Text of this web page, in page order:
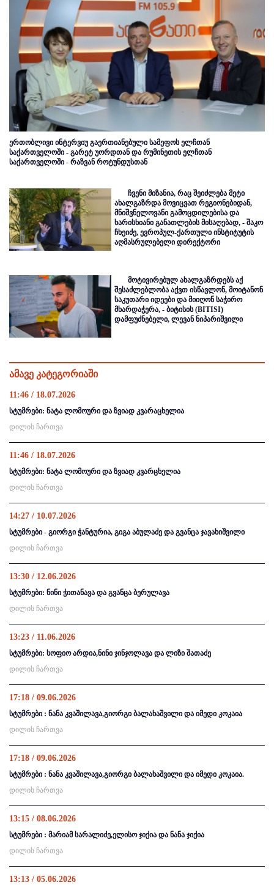
ერთობლივი ინტერვიუ გაერთიანებული სამეფოს ელჩთან
საქართველოში - გარეტ უორდთან და რუმინეთის ელჩთან
საქართველოში - რაზვან როტუნდუსთან
ჩვენი მიზანია, რაც შეიძლება მეტი
ახალგაზრდა მოვიცვათ რეგიონებიდან,
მნიშვნელოვანი გამოცდილებისა და
ხარისხიანი განათლების მისაღებად, - შაკო
ჩხეიძე, ევროპულ-ქართული ინსტიტუტის
აღმასრულებელი დირექტორი
მოტივირებულ ახალგაზრდებს აქ
შესაძლებლობა აქვთ ისწავლონ, მოიტანონ
საკუთარი იდეები და მიიღონ საჭირო
მხარდაჭერა, - ბიტისის (BITISI)
დამფუძნებელი, ლევან ნიპარიშვილი
ამავე კატეგორიაში
11:46 / 18.07.2026
სტუმრები: ნატა ლომოური და ზვიად კვარაცხელია
დილის ჩართვა
11:46 / 18.07.2026
სტუმრები: ნატა ლომოური და ზვიად კვარცხელია
დილის ჩართვა
14:27 / 10.07.2026
სტუმრები - გიორგი ჭანტურია, გიგა აბულაძე და გვანცა ჯავახიშვილი
დილის ჩართვა
13:30 / 12.06.2026
სტუმრები: ნინი ჭითანავა და გვანცა ბერულავა
დილის ჩართვა
13:23 / 11.06.2026
სტუმრები: სოფიო არდია,ნინი ჯინჯოლავა და ლიზი შათაძე
დილის ჩართვა
17:18 / 09.06.2026
სტუმრები : ნანა კვაშილავა,გიორგი ბალახაშვილი და იმედი კოკაია
დილის ჩართვა
17:18 / 09.06.2026
სტუმრები : ნანა კვაშილავა,გიორგი ბალახაშვილი და იმედი კოკაია.
დილის ჩართვა
13:15 / 08.06.2026
სტუმრები : მარიამ სარალიძე,ელისო ჯიქია და ნანა ჯიქია
დილის ჩართვა
13:13 / 05.06.2026